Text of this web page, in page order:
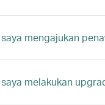
mengajukan
melakukan